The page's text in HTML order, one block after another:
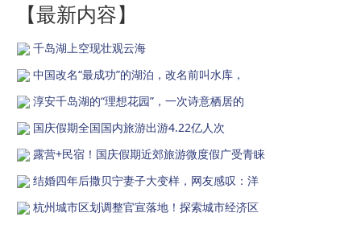
【最新内容】
千岛湖上空现壮观云海
中国改名“最成功”的湖泊，改名前叫水库，
淳安千岛湖的“理想花园”，一次诗意栖居的
国庆假期全国国内旅游出游4.22亿人次
露营+民宿！国庆假期近郊旅游微度假广受青睐
结婚四年后撒贝宁妻子大变样，网友感叹：洋
杭州城市区划调整官宣落地！探索城市经济区